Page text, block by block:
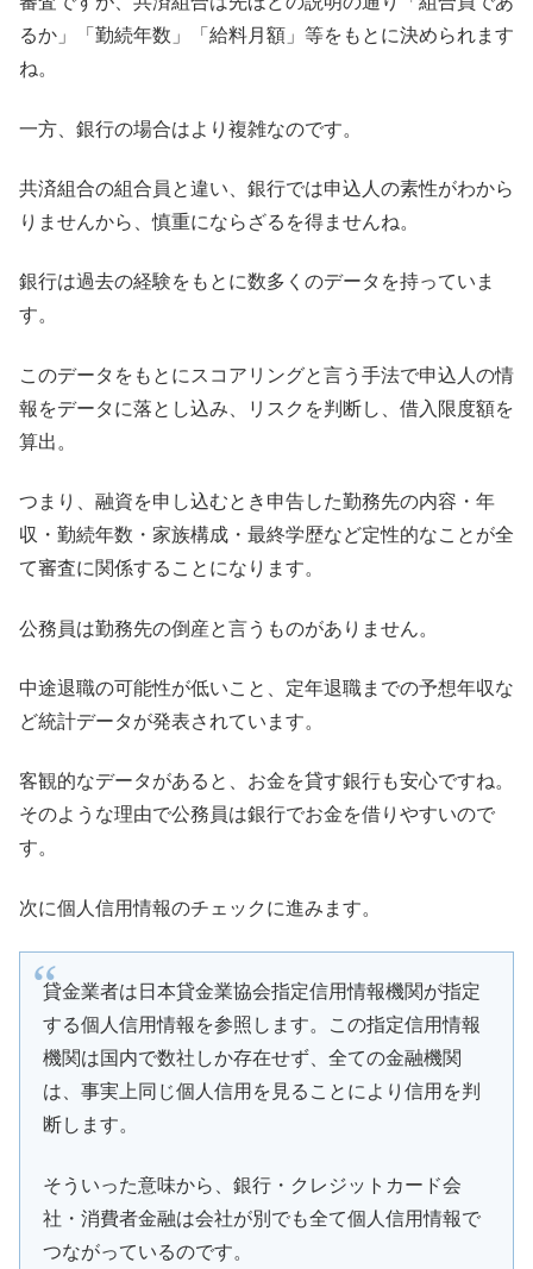
るか」「勤続年数」「給料月額」等をもとに決められます
ね。
一方、銀行の場合はより複雑なのです。
共済組合の組合員と違い、銀行では申込人の素性がわから
りませんから、慎重にならざるを得ませんね。
銀行は過去の経験をもとに数多くのデータを持っていま
す。
このデータをもとにスコアリングと言う手法で申込人の情
報をデータに落とし込み、リスクを判断し、借入限度額を
算出。
つまり、融資を申し込むとき申告した勤務先の内容・年
収・勤続年数・家族構成・最終学歴など定性的なことが全
て審査に関係することになります。
公務員は勤務先の倒産と言うものがありません。
中途退職の可能性が低いこと、定年退職までの予想年収な
ど統計データが発表されています。
客観的なデータがあると、お金を貸す銀行も安心ですね。
そのような理由で公務員は銀行でお金を借りやすいので
す。
次に個人信用情報のチェックに進みます。
貸金業者は日本貸金業協会指定信用情報機関が指定
する個人信用情報を参照します。この指定信用情報
機関は国内で数社しか存在せず、全ての金融機関
は、事実上同じ個人信用を見ることにより信用を判
断します。
そういった意味から、銀行・クレジットカード会
社・消費者金融は会社が別でも全て個人信用情報で
つながっているのです。